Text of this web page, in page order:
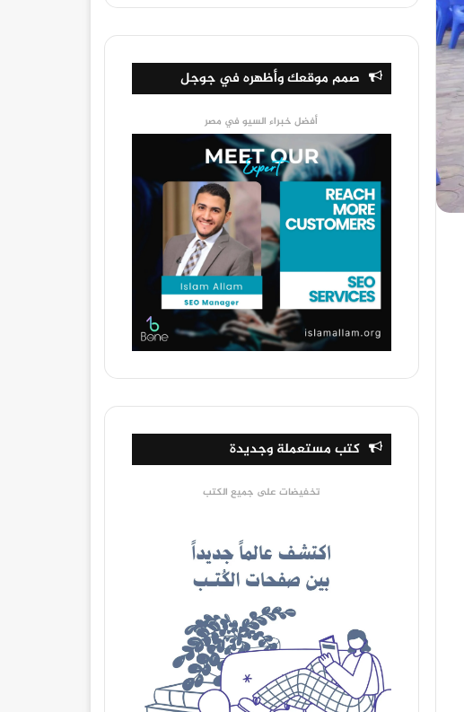
صمم موقعك وأظهره في جوجل
أفضل خبراء السيو في مصر
كتب مستعملة وجديدة
تخفيضات على جميع الكتب